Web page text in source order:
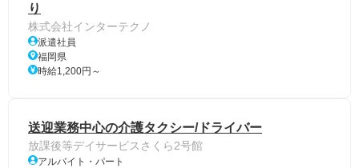
り
株式会社インターテクノ
派遣社員
福岡県
時給1,200円～
送迎業務中心の介護タクシー/ドライバー
放課後等デイサービスさくら2号館
アルバイト・パート